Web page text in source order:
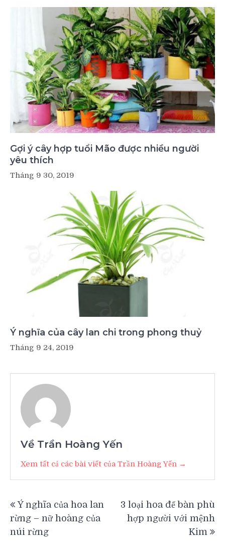
Gợi ý cây hợp tuổi Mão được nhiều người
yêu thích
Tháng 9 30, 2019
Ý nghĩa của cây lan chi trong phong thuỷ
Tháng 9 24, 2019
Về Trần Hoàng Yến
Xem tất cả các bài viết của Trần Hoàng Yến →
Điều
hướng
bài
Ý nghĩa của hoa lan
rừng – nữ hoàng của
núi rừng
3 loại hoa để bàn phù
hợp người với mệnh
Kim